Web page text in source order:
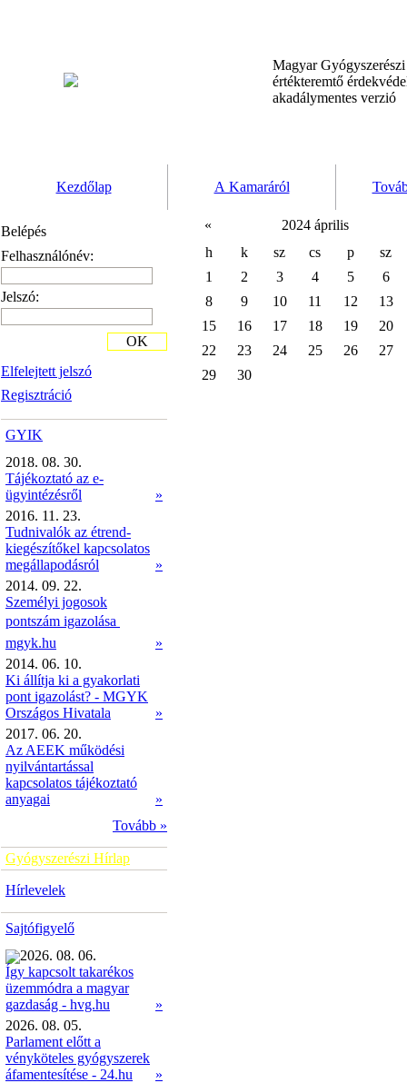
Magyar
értékteremtő
akadálymentes verzió
Kezdőlap A Kamaráról
Belépés
Felhasználónév:
Jelszó:
Elfelejtett jelszó
Regisztráció
OK
GYIK
2018. 08. 30.
Tájékoztató az e-
ügyintézésről
»
2016. 11. 23.
Tudnivalók az étrend-
kiegészítőkel kapcsolatos
megállapodásról
»
2014. 09. 22.
Személyi jogosok
pontszám igazolása 
mgyk.hu
»
2014. 06. 10.
Ki állítja ki a gyakorlati
pont igazolást? - MGYK
Országos Hivatala
»
2017. 06. 20.
Az AEEK működési
nyilvántartással
kapcsolatos tájékoztató
anyagai
»
Tovább »
Gyógyszerészi Hírlap
Hírlevelek
Sajtófigyelő
2026. 08. 06.
Így kapcsolt takarékos
üzemmódra a magyar
gazdaság - hvg.hu
»
2026. 08. 05.
Parlament előtt a
vényköteles gyógyszerek
áfamentesítése - 24.hu
»
«
2024 április
h
k sz cs p
sz
1
2 3 4 5
6
8
9 10 11 12
13
15
16 17 18 19
20
22
23 24 25 26
27
29
30